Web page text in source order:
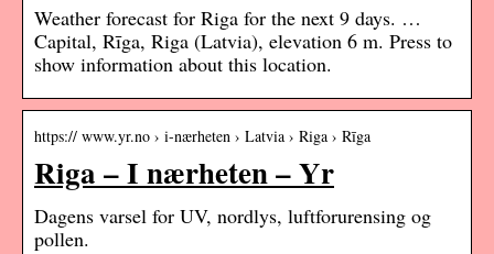
Weather forecast for Riga for the next 9 days. …
Capital, Rīga, Riga (Latvia), elevation 6 m. Press to
show information about this location.
https:// www.yr.no › i-nærheten › Latvia › Riga › Rīga
Riga – I nærheten – Yr
Dagens varsel for UV, nordlys, luftforurensing og
pollen.